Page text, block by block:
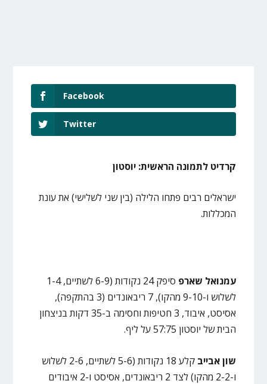
Facebook
Twitter
קרדיט לתמונה הראשית: יוסטון
ישראלים רבים פתחו הלילה (בין שני לשלישי) את עונת
המכללות.
עמנואל שארפ
סיפק 24 נקודות (6-9 לשתיים, 1-4
לשלוש ו-9-10 מהקו), 7 ריבאונדים (3 בהתקפה),
אסיסט, איבוד, 3 חטיפות וחסימה ב-35 דקות בניצחון
הבית של יוסטון 57:75 על ליף.
שון אבייב
קלע 18 נקודות (5-6 לשתיים, 2-6 לשלוש
ו-2-2 מהקו) לצד 2 ריבאונדים, אסיסט ו-2 איבודים